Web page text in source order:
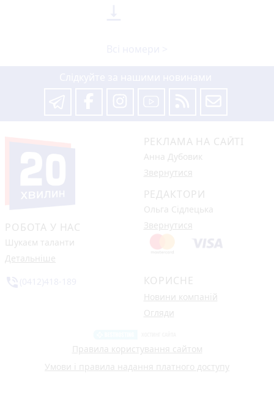
РОБОТА У НАС
Шукаєм таланти
Детальніше
РЕКЛАМА НА САЙТІ
Анна Дубовик
Звернутися
РЕДАКТОРИ
Ольга Сідлецька
Звернутися
КОРИСНЕ
Новини компаній
Огляди
Правила користування сайтом
Умови і правила надання платного доступу